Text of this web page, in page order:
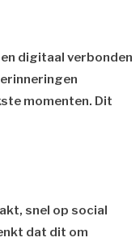
digitaal verbonden
momenten. Dit
snel op social
dat dit om